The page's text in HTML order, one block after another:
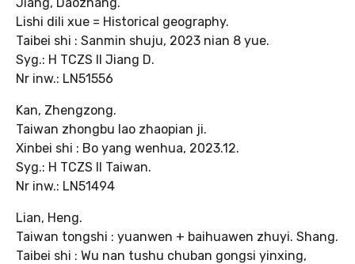
Lishi dili xue = Historical geography.
Taibei shi : Sanmin shuju, 2023 nian 8 yue.
Syg.: H TCZS II Jiang D.
Nr inw.: LN51556
Kan, Zhengzong.
Taiwan zhongbu lao zhaopian ji.
Xinbei shi : Bo yang wenhua, 2023.12.
Syg.: H TCZS II Taiwan.
Nr inw.: LN51494
Lian, Heng.
Taiwan tongshi : yuanwen + baihuawen zhuyi. Shang.
Taibei shi : Wu nan tushu chuban gongsi yinxing,